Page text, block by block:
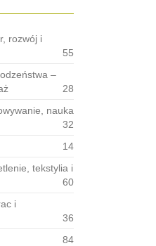
rozwój i
55
–
28
nauka
32
14
tekstylia i
60
i
36
84